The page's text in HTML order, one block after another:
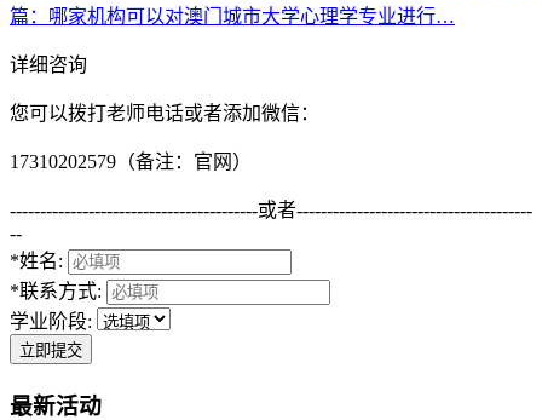
篇 ：哪家机构可以对澳门城市大学心理学专业进行…
详细咨询
您可以拨打老师电话或者添加微信：
17310202579（备注：官网）
-----------------------------------------或者---------------------------------------
--
*姓名:
*联系方式:
学业阶段:
立即提交
最新活动